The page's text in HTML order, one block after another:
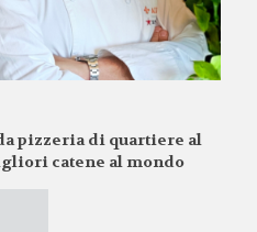
pizzeria di quartiere al
catene al mondo